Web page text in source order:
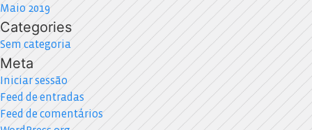
Maio 2019
Categories
Sem categoria
Meta
Iniciar sessão
Feed de entradas
Feed de comentários